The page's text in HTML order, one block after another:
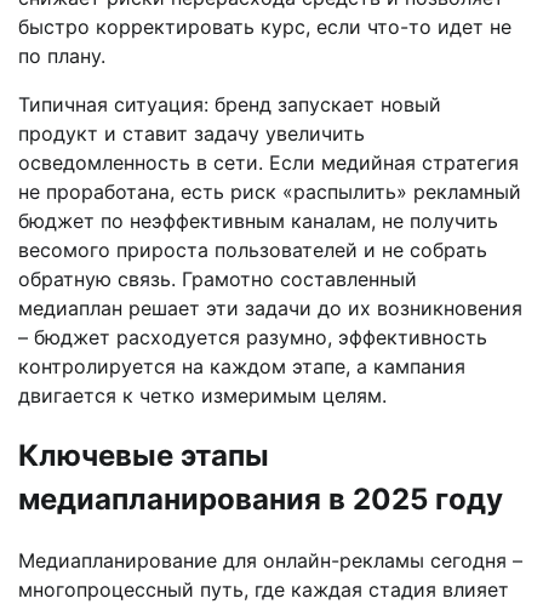
быстро корректировать курс, если что-то идет не
по плану.
Типичная ситуация: бренд запускает новый
продукт и ставит задачу увеличить
осведомленность в сети. Если медийная стратегия
не проработана, есть риск «распылить» рекламный
бюджет по неэффективным каналам, не получить
весомого прироста пользователей и не собрать
обратную связь. Грамотно составленный
медиаплан решает эти задачи до их возникновения
– бюджет расходуется разумно, эффективность
контролируется на каждом этапе, а кампания
двигается к четко измеримым целям.
Ключевые этапы
медиапланирования в 2025 году
Медиапланирование для онлайн-рекламы сегодня –
многопроцессный путь, где каждая стадия влияет